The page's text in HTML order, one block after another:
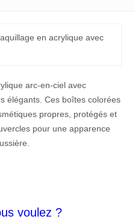
arc-en-ciel avec
élégants. Ces boîtes colorées
propres, protégés et
pour une apparence
voulez ?